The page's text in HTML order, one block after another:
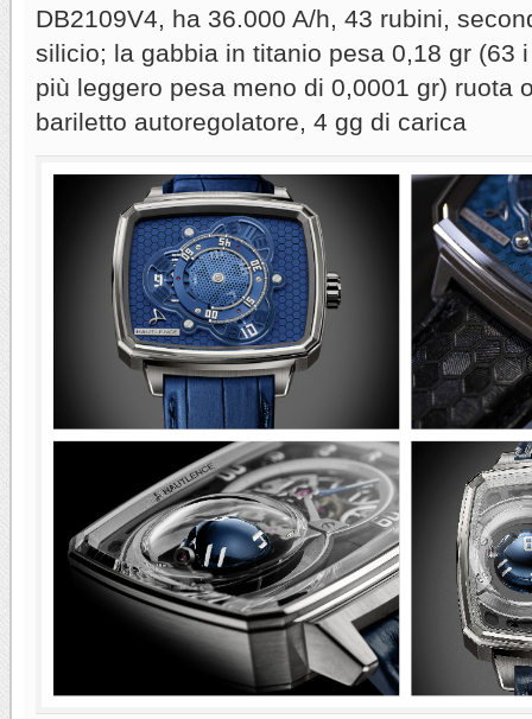
DB2109V4, ha 36.000 A/h, 43 rubini,
silicio; la gabbia in titanio pesa 0,18 gr (63
più leggero pesa meno di 0,0001 gr) ruota
bariletto autoregolatore, 4 gg di carica